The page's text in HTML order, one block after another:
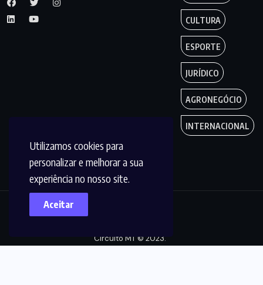
Utilizamos cookies para
personalizar e melhorar a sua
experiência no nosso site.
Aceitar
CULTURA
ESPORTE
JURÍDICO
AGRONEGÓCIO
INTERNACIONAL
Circuito MT © 2023.